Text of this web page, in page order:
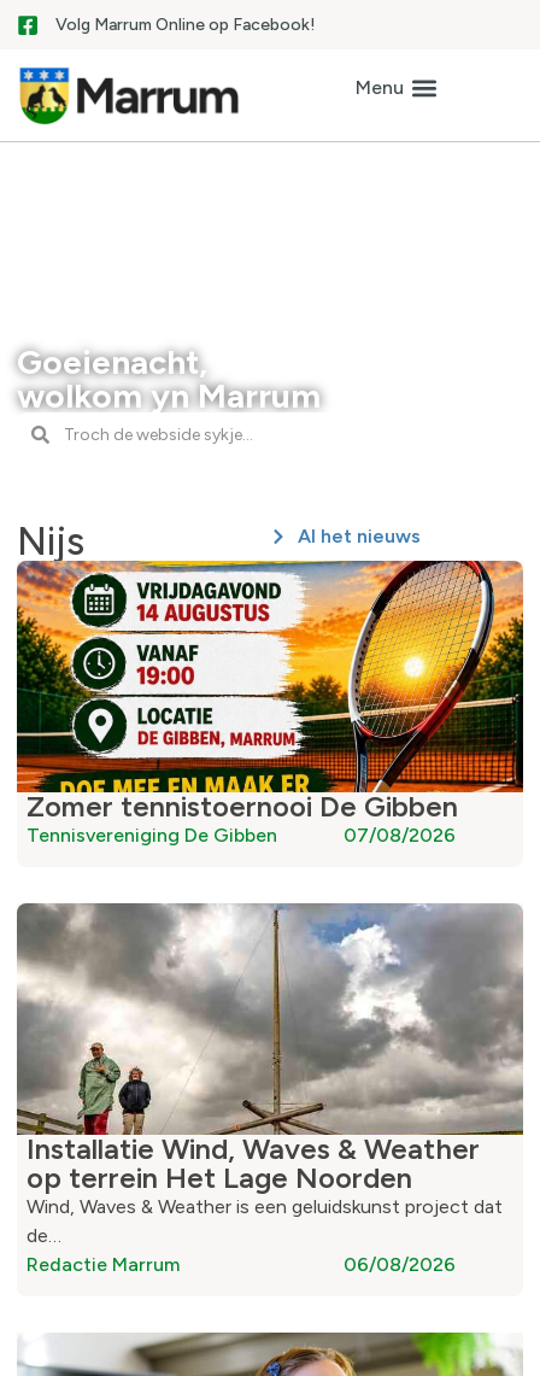
Volg Marrum Online op Facebook!
Goeienacht,
wolkom yn Marrum
Nijs Al het nieuws
Zomer tennistoernooi De Gibben
Tennisvereniging De Gibben 07/08/2026
Installatie Wind, Waves & Weather
op terrein Het Lage Noorden
Wind, Waves & Weather is een geluidskunst project dat
de…
Redactie Marrum
06/08/2026